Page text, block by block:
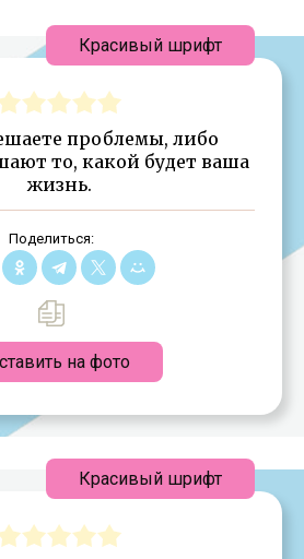
проблемы, либо
то, какой будет ваша
жизнь.
Поделиться:
на фото
Красивый шрифт
Красивый шрифт